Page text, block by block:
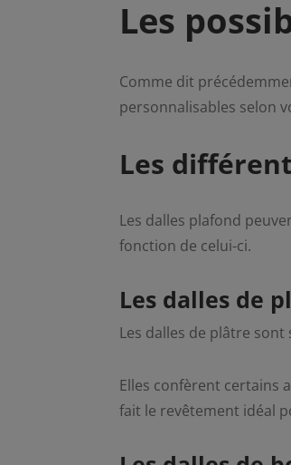
Les
Comme dit
personnalisables selon
Les
Les dalles plafond
fonction de celui-ci.
Les dalles de
Les dalles de plâtre
Elles confèrent certains
fait le revêtement idéal